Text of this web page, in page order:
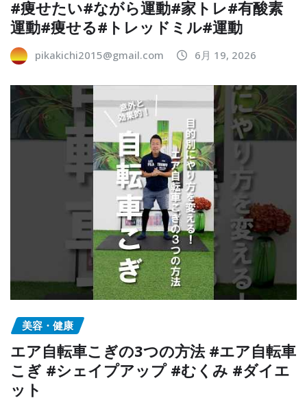
#痩せたい#ながら運動#家トレ#有酸素
運動#痩せる#トレッドミル#運動
pikakichi2015@gmail.com 6月 19, 2026
美容・健康
エア自転車こぎの3つの方法 #エア自転車
こぎ #シェイプアップ #むくみ #ダイエ
ット